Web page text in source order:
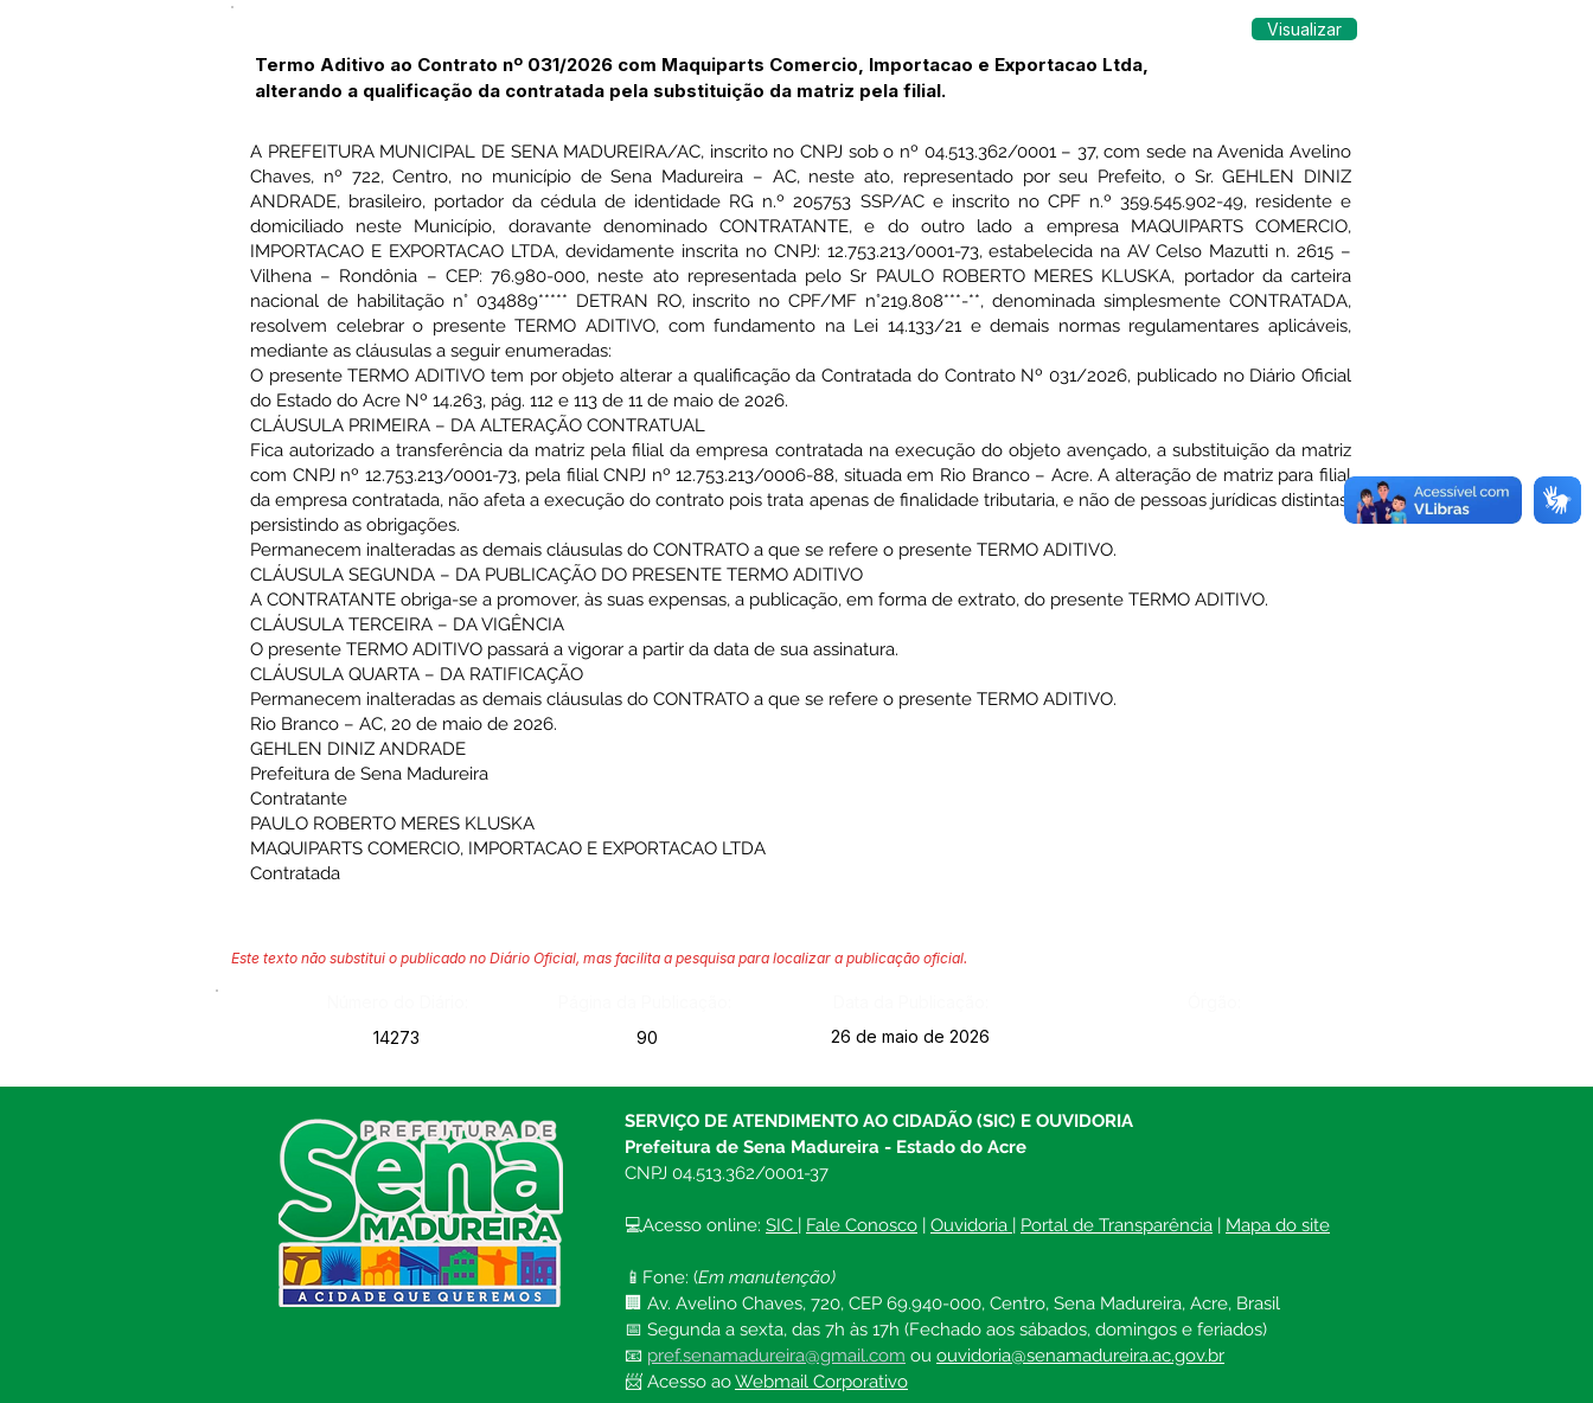
Visualizar
Termo Aditivo ao Contrato nº 031/2026 com Maquiparts Comercio, Importacao e Exportacao Ltda,
alterando a qualificação da contratada pela substituição da matriz pela filial.
A PREFEITURA MUNICIPAL DE SENA MADUREIRA/AC, inscrito no CNPJ sob o nº 04.513.362/0001 – 37, com sede na Avenida Avelino
Chaves, nº 722, Centro, no município de Sena Madureira – AC, neste ato, representado por seu Prefeito, o Sr. GEHLEN DINIZ
ANDRADE, brasileiro, portador da cédula de identidade RG n.º 205753 SSP/AC e inscrito no CPF n.º 359.545.902-49, residente e
domiciliado neste Município, doravante denominado CONTRATANTE, e do outro lado a empresa MAQUIPARTS COMERCIO,
IMPORTACAO E EXPORTACAO LTDA, devidamente inscrita no CNPJ: 12.753.213/0001-73, estabelecida na AV Celso Mazutti n. 2615 –
Vilhena – Rondônia – CEP: 76.980-000, neste ato representada pelo Sr PAULO ROBERTO MERES KLUSKA, portador da carteira
nacional de habilitação n° 034889***** DETRAN RO, inscrito no CPF/MF n°219.808***-**, denominada simplesmente CONTRATADA,
resolvem celebrar o presente TERMO ADITIVO, com fundamento na Lei 14.133/21 e demais normas regulamentares aplicáveis,
mediante as cláusulas a seguir enumeradas:
O presente TERMO ADITIVO tem por objeto alterar a qualificação da Contratada do Contrato Nº 031/2026, publicado no Diário Oficial
do Estado do Acre Nº 14.263, pág. 112 e 113 de 11 de maio de 2026.
CLÁUSULA PRIMEIRA – DA ALTERAÇÃO CONTRATUAL
Fica autorizado a transferência da matriz pela filial da empresa contratada na execução do objeto avençado, a substituição da matriz
com CNPJ nº 12.753.213/0001-73, pela filial CNPJ nº 12.753.213/0006-88, situada em Rio Branco – Acre. A alteração de matriz para filial
da empresa contratada, não afeta a execução do contrato pois trata apenas de finalidade tributaria, e não de pessoas jurídicas distintas,
persistindo as obrigações.
Permanecem inalteradas as demais cláusulas do CONTRATO a que se refere o presente TERMO ADITIVO.
CLÁUSULA SEGUNDA – DA PUBLICAÇÃO DO PRESENTE TERMO ADITIVO
A CONTRATANTE obriga-se a promover, às suas expensas, a publicação, em forma de extrato, do presente TERMO ADITIVO.
CLÁUSULA TERCEIRA – DA VIGÊNCIA
O presente TERMO ADITIVO passará a vigorar a partir da data de sua assinatura.
CLÁUSULA QUARTA – DA RATIFICAÇÃO
Permanecem inalteradas as demais cláusulas do CONTRATO a que se refere o presente TERMO ADITIVO.
Rio Branco – AC, 20 de maio de 2026.
GEHLEN DINIZ ANDRADE
Prefeitura de Sena Madureira
Contratante
PAULO ROBERTO MERES KLUSKA
MAQUIPARTS COMERCIO, IMPORTACAO E EXPORTACAO LTDA
Contratada
Este texto não substitui o publicado no Diário Oficial, mas facilita a pesquisa para localizar a publicação oficial.
14273
90 26 de maio de 2026
CIDADÃO (SIC) E OUVIDORIA
Prefeitura de Sena Madureira
CNPJ 04.513.362/0001-37
Av. Avelino Chaves, n° 720, 69940-
Sena Madureira, Acre, Brasil
SERVIÇO DE ATENDIMENTO AO CIDADÃO (SIC) E OUVIDORIA
Prefeitura de Sena Madureira - Estado do Acre
CNPJ 04.513.362/0001-37
💻Acesso online: SIC | Fale Conosco | Ouvidoria | Portal de Transparência | Mapa do site
📱Fone: (Em manutenção)
🏢 Av. Avelino Chaves, 720, CEP 69.940-000, Centro, Sena Madureira, Acre, Brasil
📅 Segunda a sexta, das 7h às 17h (Fechado aos sábados, domingos e feriados)
📧 pref.senamadureira@gmail.com ou ouvidoria@senamadureira.ac.gov.br
📨 Acesso ao Webmail Corporativo